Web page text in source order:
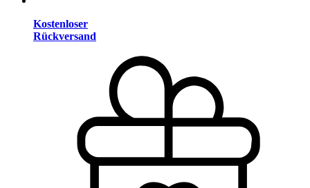
Kostenloser
Rückversand